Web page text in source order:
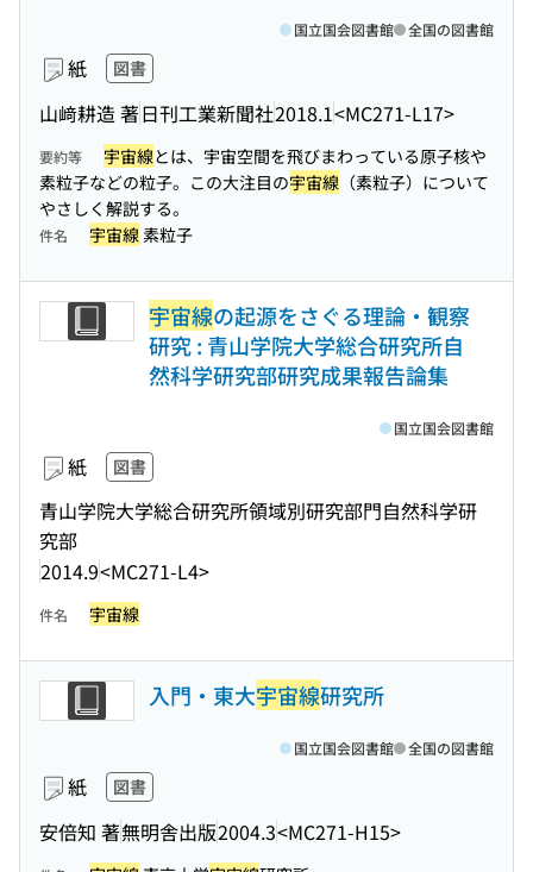
紙 図書
山﨑耕造 著日刊工業新聞社2018.1<MC271-L17>
国立国会図書館 全国の図書館
要約等 宇宙線とは、宇宙空間を飛びまわっている原子核や
素粒子などの粒子。この大注目の宇宙線 （素粒子）について
やさしく解説する。
件名 宇宙線 素粒子
宇宙線の起源をさぐる理論・観察
研究 : 青山学院大学総合研究所自
然科学研究部研究成果報告論集
紙 図書
青山学院大学総合研究所領域別研究部門自然科学研
究部
2014.9<MC271-L4>
国立国会図書館
件名 宇宙線
入門・東大宇宙線研究所
紙 図書
安倍知 著無明舎出版2004.3<MC271-H15>
国立国会図書館 全国の図書館